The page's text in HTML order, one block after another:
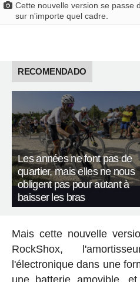
Cette nouvelle version se passe
sur n'importe quel cadre.
RECOMENDADO
Les années ne font pas de
quartier, mais elles ne nous
obligent pas pour autant à
baisser les bras
Mais cette nouvelle
RockShox,
l'électronique dans une